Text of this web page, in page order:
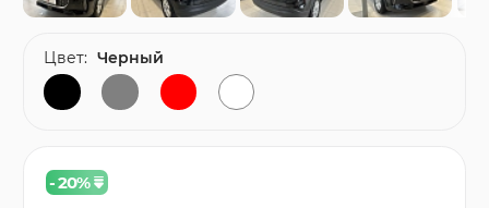
- 20%
Цвет: Черный